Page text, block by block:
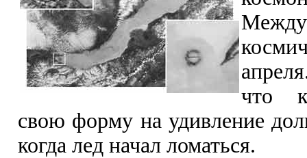
что
свою форму на удивление
когда лед начал ломаться.